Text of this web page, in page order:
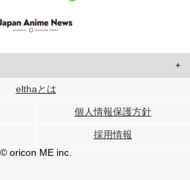
して、ユーザーに合わせたコンテンツや広告の
析の各パートナーに提供しています。
ーザーが各パートナーに提供した他の情報や、
ビスを使用したときに収集した他の情報を組み
elthaとは
個人情報保護方針
採用情報
© oricon ME inc.